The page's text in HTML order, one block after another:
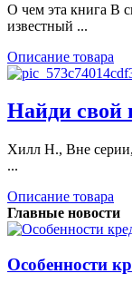
О чем эта книга В
известный ...
Описание товара
Найди свой
Хилл Н., Вне
...
Описание товара
Главные новости
Особенности